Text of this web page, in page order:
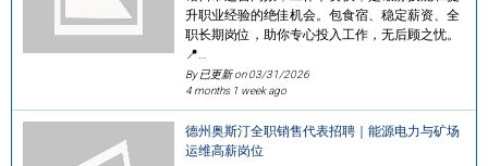
升职业经验的绝佳机会。包食宿、稳定薪资、全
职长期岗位，助你专心投入工作，无后顾之忧。
📍…
By 已更新 on03/31/2026
4 months 1 week ago
德州奥斯汀全职销售代表招聘｜能源电力与矿场
运维高薪岗位